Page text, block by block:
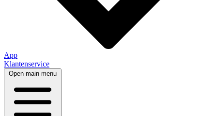
App
Klantenservice
Open main menu